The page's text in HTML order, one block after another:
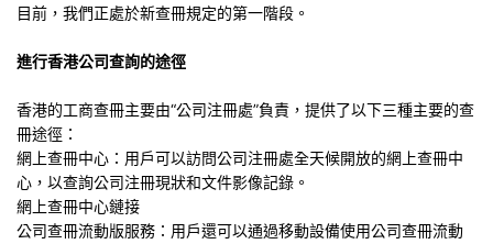
目前，我們正處於新查冊規定的第一階段。
進行香港公司查詢的途徑
香港的工商查冊主要由“公司注冊處”負責，提供了以下三種主要的查
冊途徑：
網上查冊中心：用戶可以訪問公司注冊處全天候開放的網上查冊中
心，以查詢公司注冊現狀和文件影像記錄。
網上查冊中心鏈接
公司查冊流動版服務：用戶還可以通過移動設備使用公司查冊流動